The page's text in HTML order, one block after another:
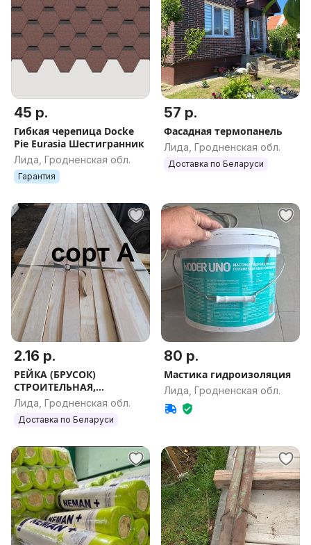
45 р.
Гибкая черепица Docke
Pie Eurasia Шестигранник
Лида, Гродненская обл.
Гарантия
57 р.
Фасадная термопанель
Лида, Гродненская обл.
Доставка по Беларуси
2.16 р.
РЕЙКА (БРУСОК)
СТРОИТЕЛЬНАЯ,
СТРОГАННАЯ 20мм х
63мм / 30мм х 50мм
Лида, Гродненская обл.
Доставка по Беларуси
80 р.
Мастика гидроизоляция
Лида, Гродненская обл.